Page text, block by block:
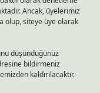
Ancak, üyelerimiz
olup, siteye üye olarak
düşündüğünüz
bildirmeniz
kaldırılacaktır.